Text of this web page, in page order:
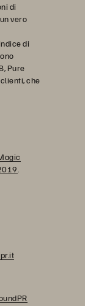
di
vero
di
Pure
che